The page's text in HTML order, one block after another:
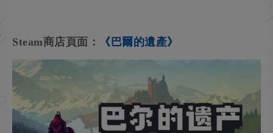
Steam商店頁面： 《巴爾的遺產》